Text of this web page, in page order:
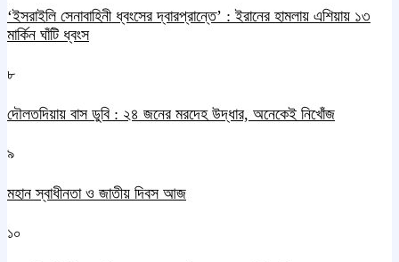
‘ইসরাইলি সেনাবাহিনী ধ্বংসের দ্বারপ্রান্তে’ : ইরানের হামলায় এশিয়ায় ১৩
মার্কিন ঘাঁটি ধ্বংস
৮
দৌলতদিয়ায় বাস ডুবি : ২৪ জনের মরদেহ উদ্ধার, অনেকেই নিখোঁজ
৯
মহান স্বাধীনতা ও জাতীয় দিবস আজ
১০